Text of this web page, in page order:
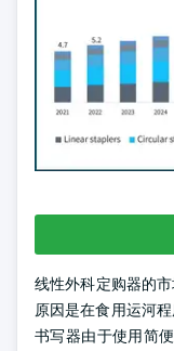
线性外科定购器的
原因是在食用运河
书写器由于使用简